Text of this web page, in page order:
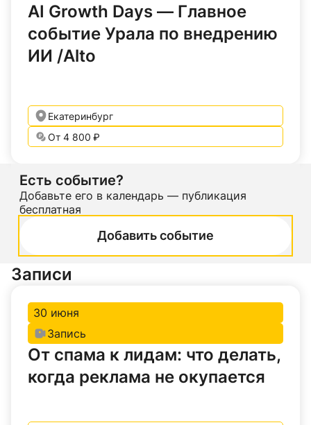
AI Growth Days — Главное
событие Урала по внедрению
ИИ /Alto
Екатеринбург
От 4 800 ₽
Есть событие?
Добавьте его в календарь — публикация
бесплатная
Добавить событие
Записи
30 июня
Запись
От спама к лидам: что делать,
когда реклама не окупается